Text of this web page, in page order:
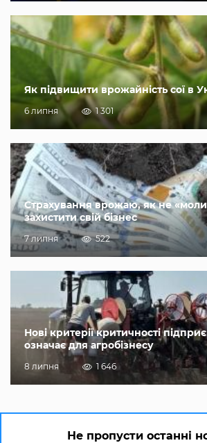
Як підвищити врожайність сої в
6 липня 1 301
Страхування врожаю, як не
захистити свій бізнес
7 липня 522
Нові критерії критичності
означає для агробізнесу
8 липня 1 646
Не пропусти останні